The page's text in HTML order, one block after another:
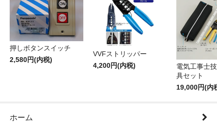
押しボタンスイッチ
2,580円(内税)
VVFストリッパー
4,200円(内税)
電気工事士
具セット
19,000円(内
ホーム